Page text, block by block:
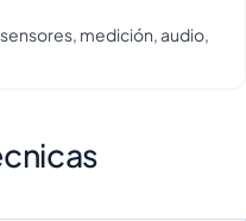
medición, audio,